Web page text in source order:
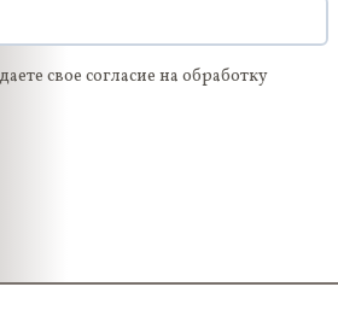
свое согласие на обработку